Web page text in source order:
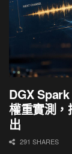
DGX
權重實測
出
291 SHARES